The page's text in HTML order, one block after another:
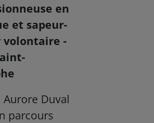
en
et sapeur-
volontaire -
Aurore Duval
parcours